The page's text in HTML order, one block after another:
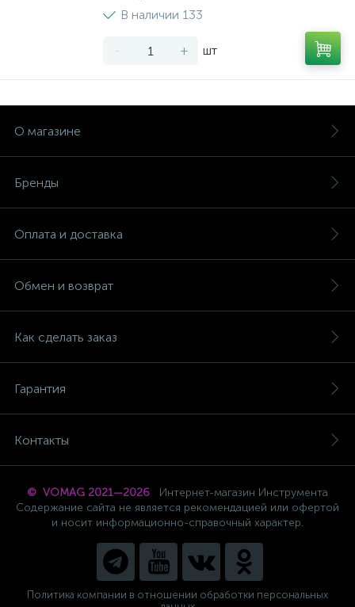
В наличии 133
- + шт
О магазине
Бренды
Оплата и доставка
Обмен и возврат
Как сделать заказ
Гарантия
Контакты
© VOMAG 2021—2026
Интернет-магазин Инструмента
Содержание сайта не является рекомендацией или офертой
и носит информационно-справочный характер.
Политика компании в отношении обработки персональных